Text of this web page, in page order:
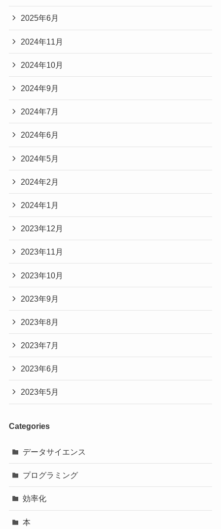
2025年6月
2024年11月
2024年10月
2024年9月
2024年7月
2024年6月
2024年5月
2024年2月
2024年1月
2023年12月
2023年11月
2023年10月
2023年9月
2023年8月
2023年7月
2023年6月
2023年5月
Categories
データサイエンス
プログラミング
効率化
本